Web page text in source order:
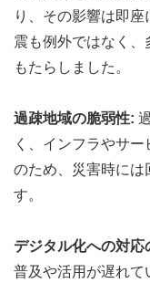
り、その影響は即
震も例外ではなく
もたらしました。
過疎地域の脆弱性:
く、インフラやサ
のため、災害時には
す。
デジタル化への対応
普及や活用が遅れて